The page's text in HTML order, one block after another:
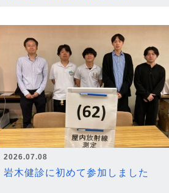
2026.07.08
岩木健診に初めて参加しました